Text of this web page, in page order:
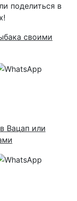
поделиться в